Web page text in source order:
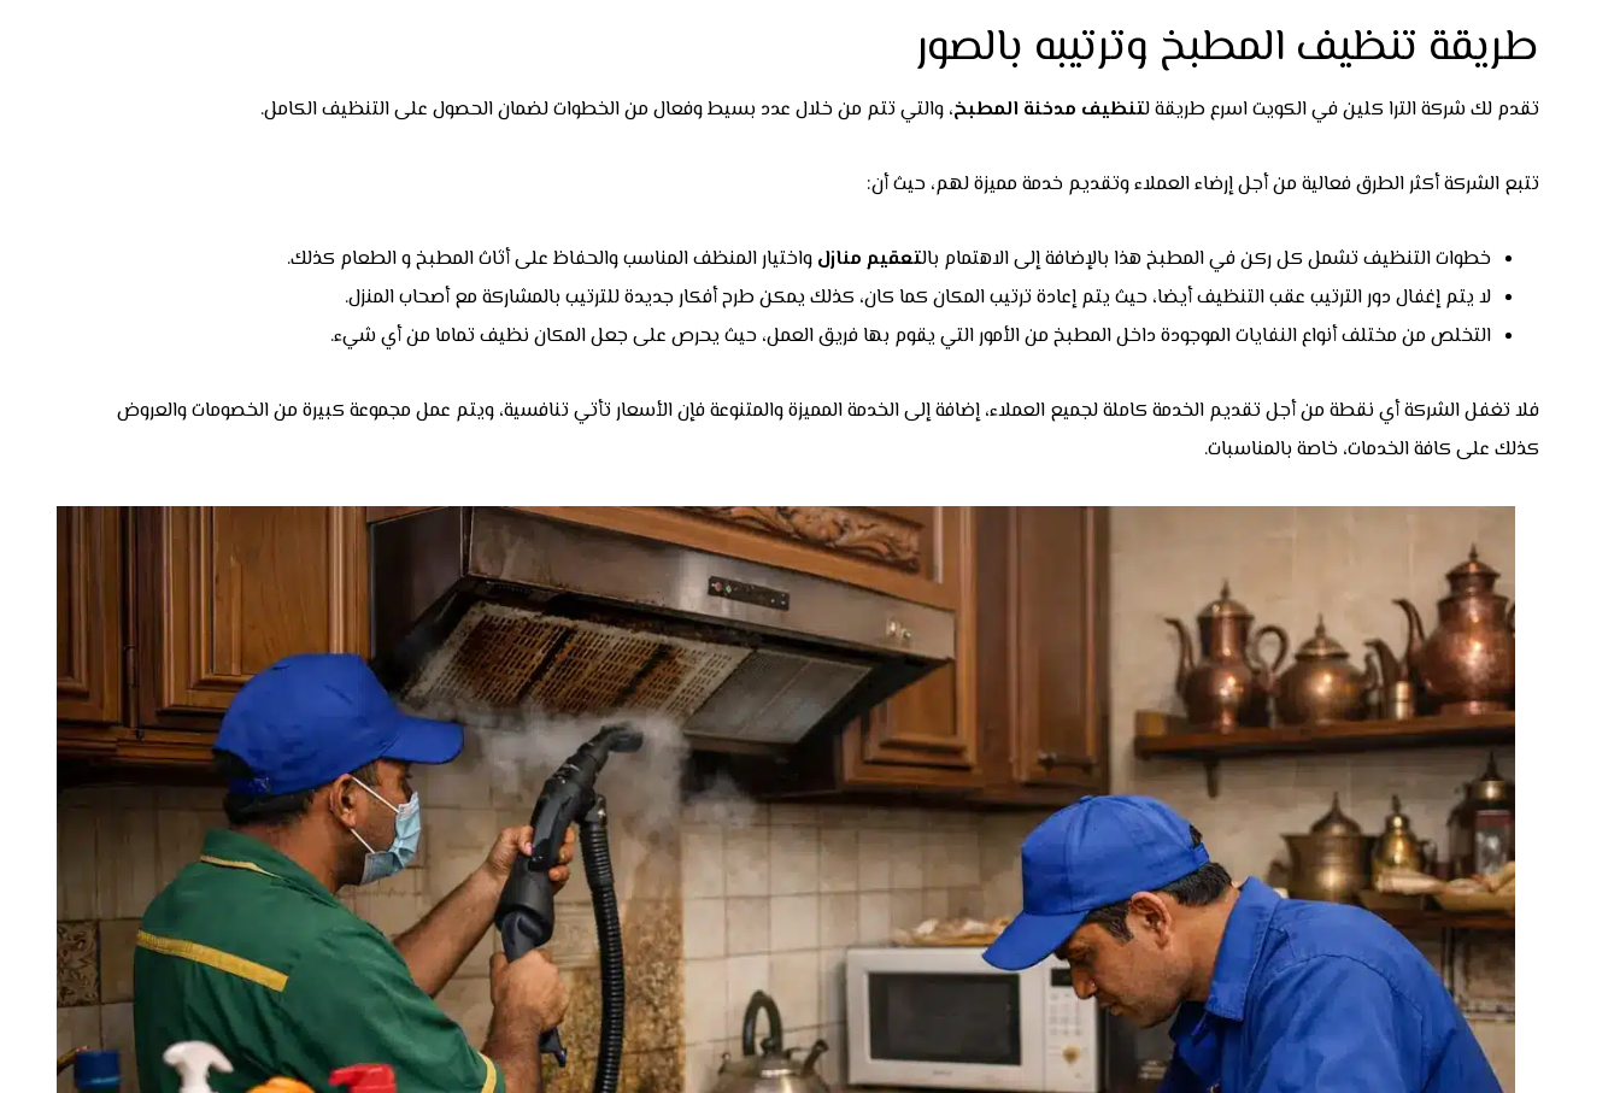
طريقة تنظيف المطبخ وترتيبه بالصور
تقدم لك شركة الترا كلين في الكويت اسرع طريقة لتنظيف مدخنة المطبخ، والتي تتم من خلال عدد بسيط وفعال من الخطوات لضمان الحصول على التنظيف الكامل.
تتبع الشركة أكثر الطرق فعالية من أجل إرضاء العملاء وتقديم خدمة مميزة لهم، حيث أن:
خطوات التنظيف تشمل كل ركن في المطبخ هذا بالإضافة إلى الاهتمام بالتعقيم منازل واختيار المنظف المناسب والحفاظ على أثاث المطبخ و الطعام كذلك.
لا يتم إغفال دور الترتيب عقب التنظيف أيضا، حيث يتم إعادة ترتيب المكان كما كان، كذلك يمكن طرح أفكار جديدة للترتيب بالمشاركة مع أصحاب المنزل.
التخلص من مختلف أنواع النفايات الموجودة داخل المطبخ من الأمور التي يقوم بها فريق العمل، حيث يحرص على جعل المكان نظيف تماما من أي شيء.
فلا تغفل الشركة أي نقطة من أجل تقديم الخدمة كاملة لجميع العملاء، إضافة إلى الخدمة المميزة والمتنوعة فإن الأسعار تأتي تنافسية، ويتم عمل مجموعة كبيرة من الخصومات والعروض
كذلك على كافة الخدمات، خاصة بالمناسبات.